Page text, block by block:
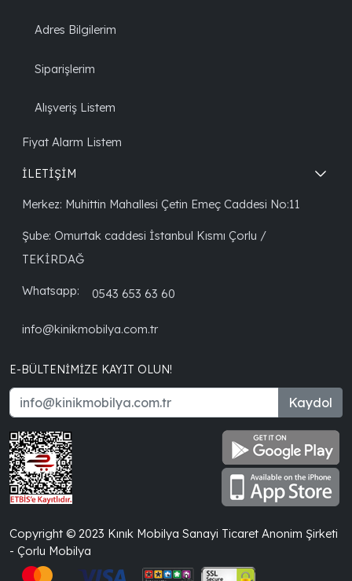
Adres Bilgilerim
Siparişlerim
Alışveriş Listem
Fiyat Alarm Listem
İLETİŞİM
Merkez: Muhittin Mahallesi Çetin Emeç Caddesi No:11
Şube: Omurtak caddesi İstanbul Kısmı Çorlu /
TEKİRDAĞ
Whatsapp: 0543 653 63 60
info@kinikmobilya.com.tr
E-BÜLTENIMIZE KAYIT OLUN!
Kaydol
Copyright © 2023 Kınık Mobilya Sanayi Ticaret Anonim Şirketi
- Çorlu Mobilya